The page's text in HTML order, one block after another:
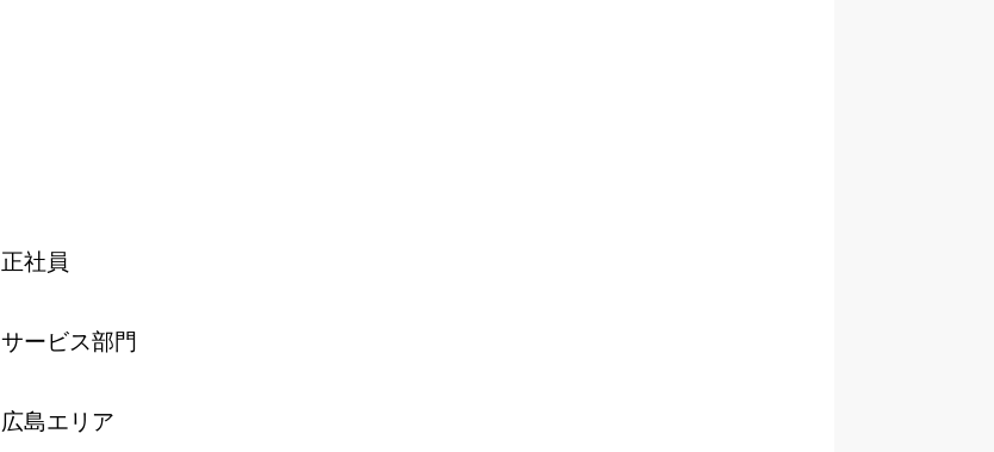
正社員
サービス部門
広島エリア